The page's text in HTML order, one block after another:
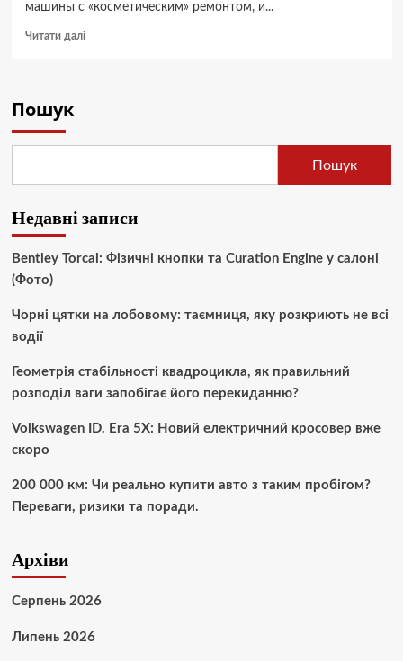
машины с «косметическим» ремонтом, и...
Читати даліДокладніше
подержанного
Пошук
Пошук
Недавні записи
Bentley Torcal: Фізичні кнопки та Curation Engine у салоні
(Фото)
Чорні цятки на лобовому: таємниця, яку розкриють не всі
водії
Геометрія стабільності квадроцикла, як правильний
розподіл ваги запобігає його перекиданню?
Volkswagen ID. Era 5X: Новий електричний кросовер вже
скоро
200 000 км: Чи реально купити авто з таким пробігом?
Переваги, ризики та поради.
Архіви
Серпень 2026
Липень 2026